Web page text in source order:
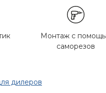
Монтаж с
саморезов
дилеров